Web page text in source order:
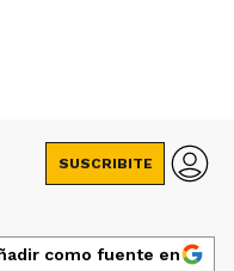
SUSCRIBITE
como fuente en